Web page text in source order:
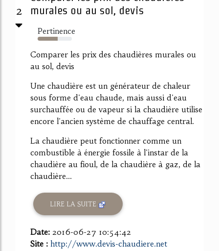
2
murales ou au sol, devis
Pertinence
58%
Comparer les prix des chaudières murales ou
au sol, devis
Une chaudière est un générateur de chaleur
sous forme d'eau chaude, mais aussi d'eau
surchauffée ou de vapeur si la chaudière utilise
encore l'ancien système de chauffage central.
La chaudière peut fonctionner comme un
combustible à énergie fossile à l'instar de la
chaudière au fioul, de la chaudière à gaz, de la
chaudière...
LIRE LA SUITE
Date: 2016-06-27 10:54:42
Site : http://www.devis-chaudiere.net